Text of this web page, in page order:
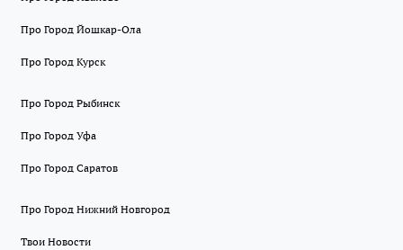
Про Город Йошкар-Ола
Про Город Курск
Про Город Рыбинск
Про Город Уфа
Про Город Саратов
Про Город Нижний Новгород
Твои Новости